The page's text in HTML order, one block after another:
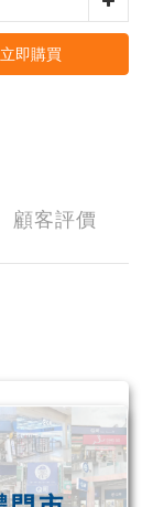
立即購買
顧客評價